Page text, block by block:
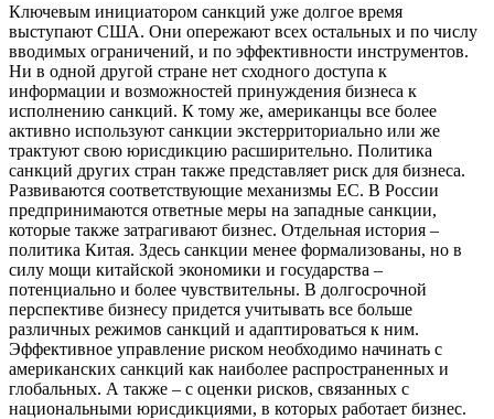
Ключевым инициатором санкций уже долгое время
выступают США. Они опережают всех остальных и по числу
вводимых ограничений, и по эффективности инструментов.
Ни в одной другой стране нет сходного доступа к
информации и возможностей принуждения бизнеса к
исполнению санкций. К тому же, американцы все более
активно используют санкции экстерриториально или же
трактуют свою юрисдикцию расширительно. Политика
санкций других стран также представляет риск для бизнеса.
Развиваются соответствующие механизмы ЕС. В России
предпринимаются ответные меры на западные санкции,
которые также затрагивают бизнес. Отдельная история –
политика Китая. Здесь санкции менее формализованы, но в
силу мощи китайской экономики и государства –
потенциально и более чувствительны. В долгосрочной
перспективе бизнесу придется учитывать все больше
различных режимов санкций и адаптироваться к ним.
Эффективное управление риском необходимо начинать с
американских санкций как наиболее распространенных и
глобальных. А также – с оценки рисков, связанных с
национальными юрисдикциями, в которых работает бизнес.